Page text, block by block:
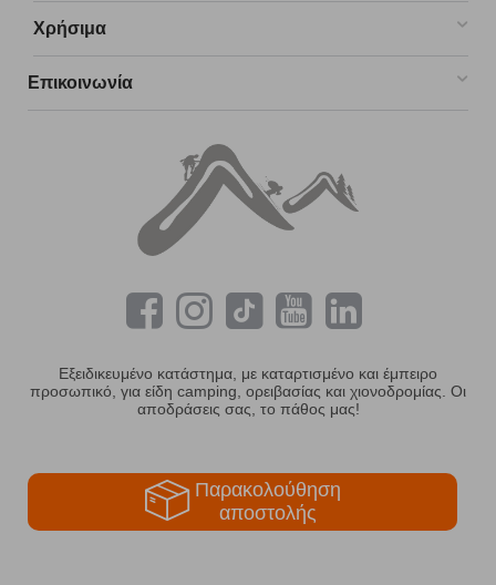
Χρήσιμα
Επικοινωνία
Εξειδικευμένο κατάστημα, με καταρτισμένο και έμπειρο
προσωπικό, για είδη camping, ορειβασίας και χιονοδρομίας. Οι
αποδράσεις σας, το πάθος μας!
Παρακολούθηση
αποστολής